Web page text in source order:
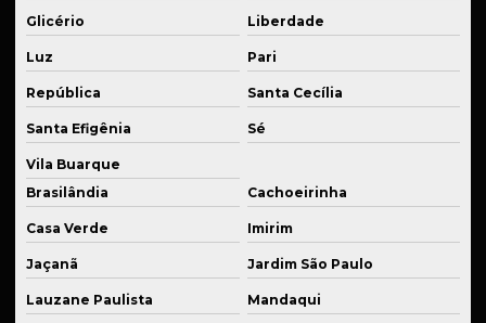
Fabricação de sistema de suspensão veicular
Fabricante de flanges usinadas
Fabricante de peças em cnc
Fabricante de peças para indústria de embalagens
Fabricante de peças mecânicas
Fabricante de peças para setor alimentício
Fabricante de sistema de suspensão
Fabricante de sistemas de suspensão especiais
Glicério Liberdade
Luz Pari
República Santa Cecília
Santa Efigênia Sé
Vila Buarque
Brasilândia
Cachoeirinha
Casa Verde Imirim
Jaçanã Jardim São Paulo
Lauzane Paulista Mandaqui